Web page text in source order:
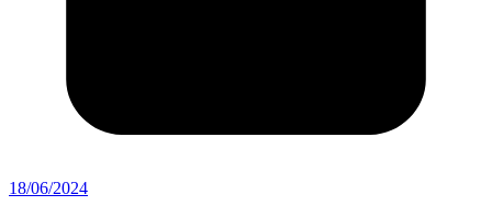
18/06/2024